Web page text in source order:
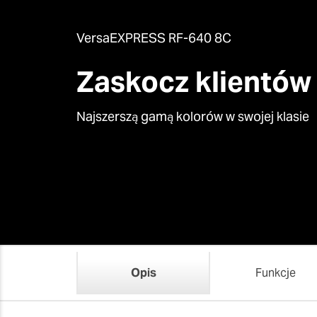
Chociaż nie sprzedajemy już tego
VersaEXPRESS RF-640 8C
Zaskocz klientów
Najszerszą gamą kolorów w swojej klasie
Opis Funkcje